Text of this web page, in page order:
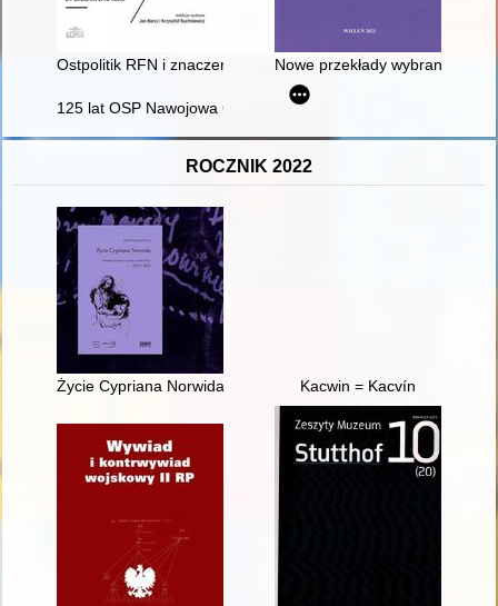
Ostpolitik RFN i znaczenie Układu z 7 grudnia 1970 roku
Nowe przekłady wybranych
125 lat OSP Nawojowa Góra
ROCZNIK 2022
Życie Cypriana Norwida : pamiątka dwusetnej rocznicy
Kacwin = Kacvín